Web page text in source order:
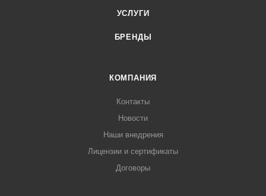
УСЛУГИ
БРЕНДЫ
КОМПАНИЯ
Контакты
Новости
Наши внедрения
Лицензии и сертификаты
Договоры